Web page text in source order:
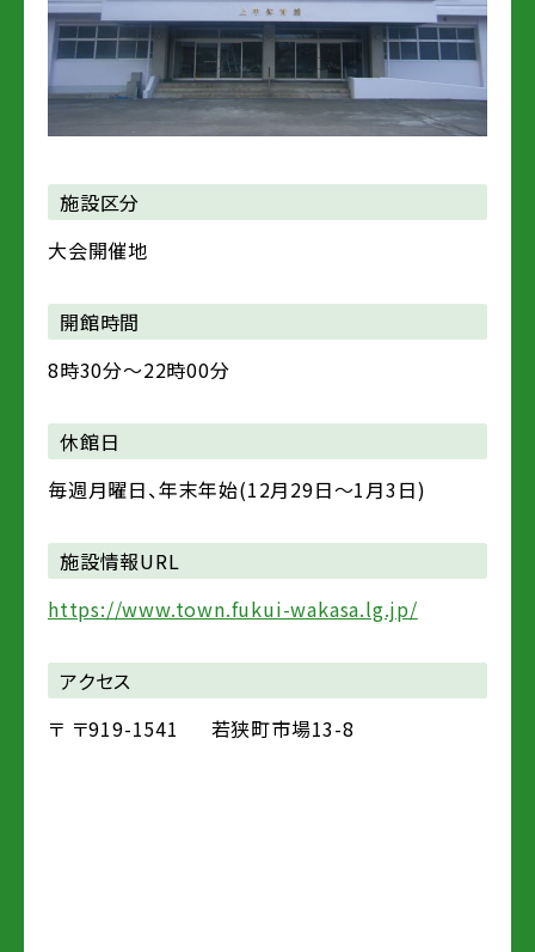
施設区分
大会開催地
開館時間
8時30分～22時00分
休館日
毎週月曜日、年末年始(12月29日～1月3日)
施設情報URL
https://www.town.fukui-wakasa.lg.jp/
アクセス
〒 〒919-1541 若狭町市場13-8